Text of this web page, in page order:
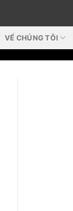
VỂ CHÚNG TÔI